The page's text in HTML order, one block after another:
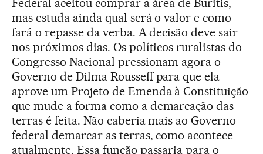
Federal aceitou comprar a área de Buritis,
mas estuda ainda qual será o valor e como
fará o repasse da verba. A decisão deve sair
nos próximos dias. Os políticos ruralistas do
Congresso Nacional pressionam agora o
Governo de Dilma Rousseff para que ela
aprove um Projeto de Emenda à Constituição
que mude a forma como a demarcação das
terras é feita. Não caberia mais ao Governo
federal demarcar as terras, como acontece
atualmente. Essa função passaria para o